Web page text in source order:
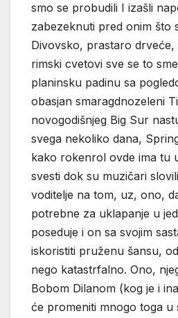
smo se probudili I izašli
zabezeknuti pred onim što
Divovsko, prastaro drveće,
rimski cvetovi sve se to
planinsku padinu sa
obasjan smaragdnozeleni
novogodišnjeg Big Sur
svega nekoliko dana,
kako rokenrol ovde ima tu
svesti dok su muzičari
voditelje na tom, uz, ono,
potrebne za uklapanje u
poseduje i on sa svojim
iskoristiti pruženu šansu,
nego katastrfalno. Ono,
Bobom Dilanom (kog je i
će promeniti mnogo toga u